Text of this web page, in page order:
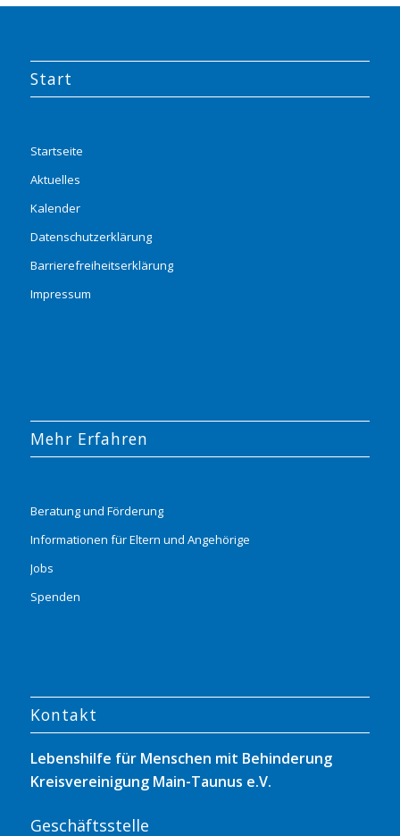
Start
Startseite
Aktuelles
Kalender
Datenschutzerklärung
Barrierefreiheitserklärung
Impressum
Mehr Erfahren
Beratung und Förderung
Informationen für Eltern und Angehörige
Jobs
Spenden
Kontakt
Lebenshilfe für Menschen mit Behinderung
Kreisvereinigung Main-Taunus e.V.
Geschäftsstelle